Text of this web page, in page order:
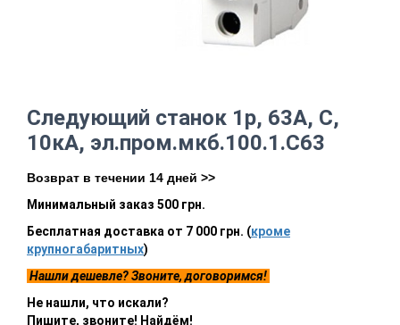
Следующий станок 1p, 63А, С,
10кА, эл.пром.мкб.100.1.С63
Возврат в течении 14 дней >>
Минимальный заказ 500 грн.
Бесплатная доставка от 7 000 грн. (кроме
крупногабаритных)
Нашли дешевле? Звоните, договоримся!
Не нашли, что искали?
Пишите, звоните! Найдём!